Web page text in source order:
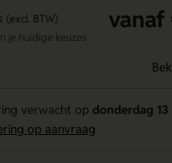
(excl. BTW) vanaf
je huidige keuzes
verwacht op donderdag
op aanvraag